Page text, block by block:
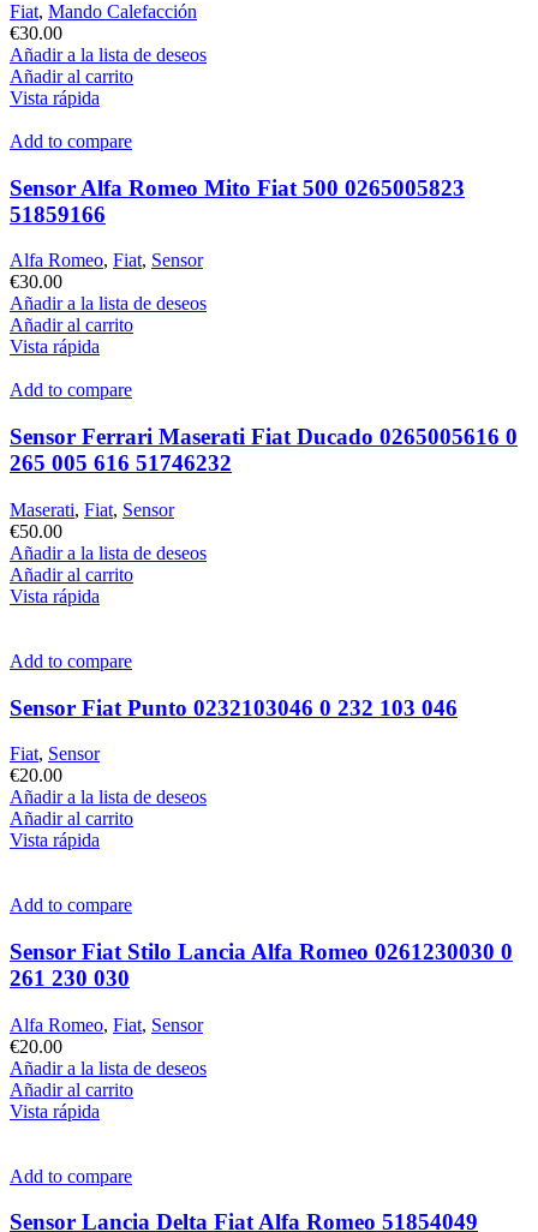
Fiat, Mando Calefacción
€30.00
Añadir a la lista de deseos
Añadir al carrito
Vista rápida
Add to compare
Sensor Alfa Romeo Mito Fiat 500 0265005823
51859166
Alfa Romeo, Fiat, Sensor
€30.00
Añadir a la lista de deseos
Añadir al carrito
Vista rápida
Add to compare
Sensor Ferrari Maserati Fiat Ducado 0265005616 0
265 005 616 51746232
Maserati, Fiat, Sensor
€50.00
Añadir a la lista de deseos
Añadir al carrito
Vista rápida
Add to compare
Sensor Fiat Punto 0232103046 0 232 103 046
Fiat, Sensor
€20.00
Añadir a la lista de deseos
Añadir al carrito
Vista rápida
Add to compare
Sensor Fiat Stilo Lancia Alfa Romeo 0261230030 0
261 230 030
Alfa Romeo, Fiat, Sensor
€20.00
Añadir a la lista de deseos
Añadir al carrito
Vista rápida
Add to compare
Sensor Lancia Delta Fiat Alfa Romeo 51854049